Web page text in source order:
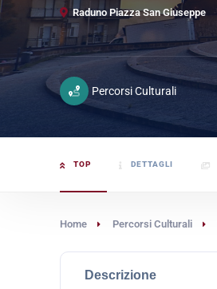
Raduno Piazza San Giuseppe
Percorsi Culturali
TOP DETTAGLI
Home Percorsi Culturali
Descrizione